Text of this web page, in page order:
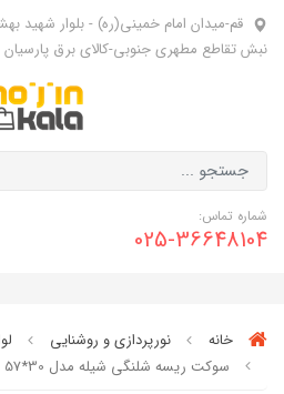
قم-میدان امام خمینی(ره) - بلوار شهید
نبش تقاطع مطهری جنوبی-کالای برق پارسیان
شماره تماس:
025-36648104
خانه نورپردازی و روشنایی
سوکت ریسه شلنگی شیله مدل SMD 57*30